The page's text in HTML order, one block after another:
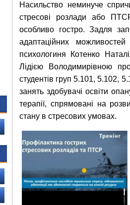
Насильство неминуче
стресові розлади або
особливо гостро. Задля
адаптаційних
психологиня Котенко
Лідією Володимирівною
студентів груп 5.101, 5.102,
занять здобувачі освіти
терапії, спрямовані на
стану в стресових умовах.